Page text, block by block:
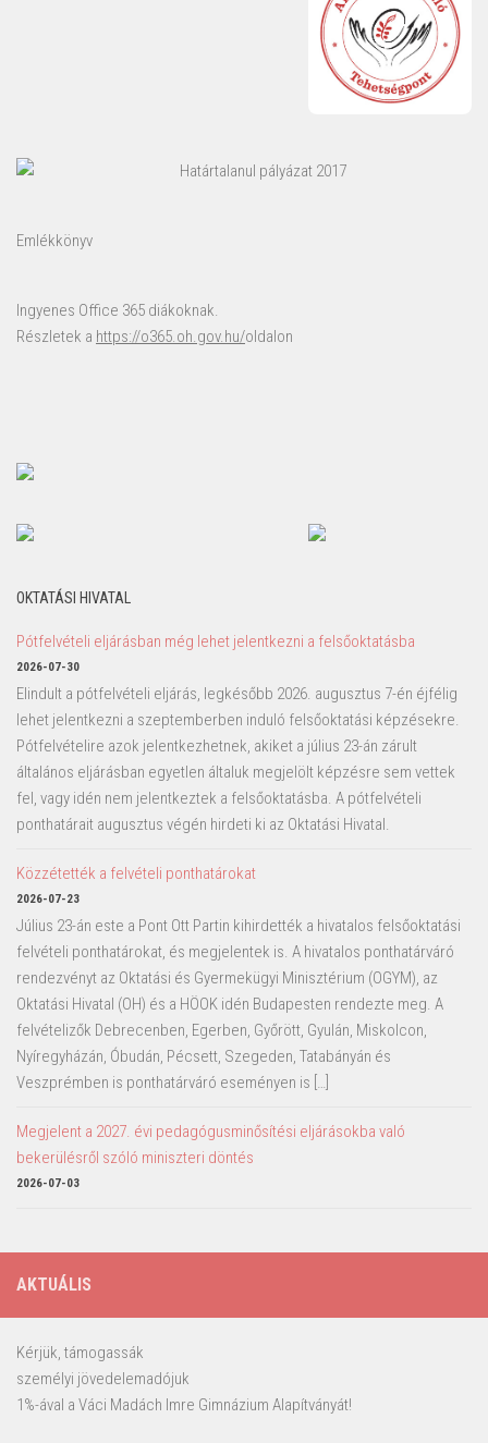
Határtalanul pályázat 2017
Emlékkönyv
Ingyenes Office 365 diákoknak.
Részletek a https://o365.oh.gov.hu/oldalon
OKTATÁSI HIVATAL
Pótfelvételi eljárásban még lehet jelentkezni a felsőoktatásba
2026-07-30
Elindult a pótfelvételi eljárás, legkésőbb 2026. augusztus 7-én éjfélig
lehet jelentkezni a szeptemberben induló felsőoktatási képzésekre.
Pótfelvételire azok jelentkezhetnek, akiket a július 23-án zárult
általános eljárásban egyetlen általuk megjelölt képzésre sem vettek
fel, vagy idén nem jelentkeztek a felsőoktatásba. A pótfelvételi
ponthatárait augusztus végén hirdeti ki az Oktatási Hivatal.
Közzétették a felvételi ponthatárokat
2026-07-23
Július 23-án este a Pont Ott Partin kihirdették a hivatalos felsőoktatási
felvételi ponthatárokat, és megjelentek is. A hivatalos ponthatárváró
rendezvényt az Oktatási és Gyermekügyi Minisztérium (OGYM), az
Oktatási Hivatal (OH) és a HÖOK idén Budapesten rendezte meg. A
felvételizők Debrecenben, Egerben, Győrött, Gyulán, Miskolcon,
Nyíregyházán, Óbudán, Pécsett, Szegeden, Tatabányán és
Veszprémben is ponthatárváró eseményen is […]
Megjelent a 2027. évi pedagógusminősítési eljárásokba való
bekerülésről szóló miniszteri döntés
2026-07-03
AKTUÁLIS
Kérjük, támogassák
személyi jövedelemadójuk
1%-ával a Váci Madách Imre Gimnázium Alapítványát!